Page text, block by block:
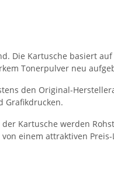
Die Kartusche basiert
Tonerpulver neu
den Original-
Grafikdrucken.
Kartusche werden
einem attraktiven